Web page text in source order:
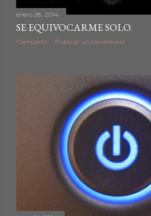
enero 28, 2014
SE EQUIVOCARME SOLO.
Compartir Publicar un comentario